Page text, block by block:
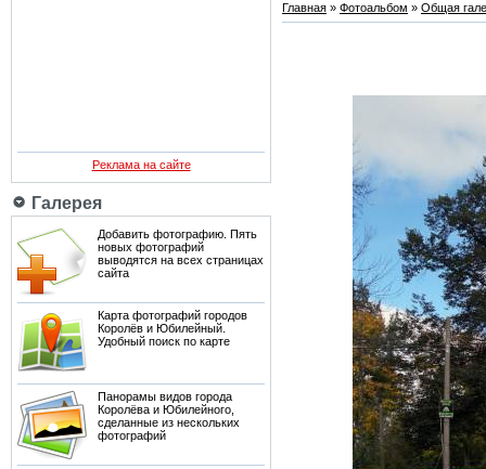
Реклама на сайте
Галерея
Добавить фотографию. Пять
новых фотографий
выводятся на всех страницах
сайта
Карта фотографий городов
Королёв и Юбилейный.
Удобный поиск по карте
Панорамы видов города
Королёва и Юбилейного,
сделанные из нескольких
фотографий
Главная » Фотоальбом » Общая